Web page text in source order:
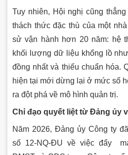
Tuy nhiên, Hội nghị cũng
thách thức đặc thù của một
sử vận hành hơn 20 năm: hệ
khối lượng dữ liệu khổng lồ
đồng nhất và thiếu chuẩn hóa.
hiện tại mới dừng lại ở mức số
ra đột phá về mô hình quản trị.
Chỉ đạo quyết liệt từ Đảng ủy
Năm 2026, Đảng ủy Công ty
số 12-NQ-ĐU về việc đẩy